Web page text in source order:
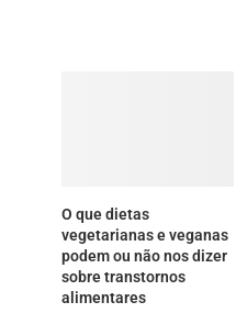
O que dietas
vegetarianas e veganas
podem ou não nos dizer
sobre transtornos
alimentares